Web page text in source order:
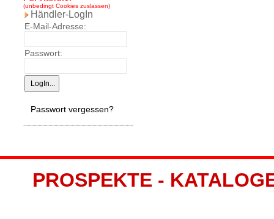
(unbedingt Cookies zuslassen)
Händler-LogIn
E-Mail-Adresse:
Passwort:
Passwort vergessen?
PROSPEKTE -